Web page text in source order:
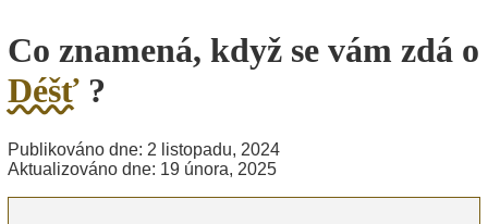
Co znamená, když se vám zdá o
Déšť ?
Publikováno dne: 2 listopadu, 2024
Aktualizováno dne: 19 února, 2025